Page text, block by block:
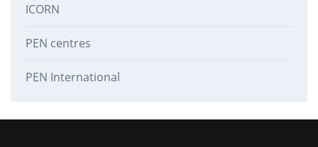
ICORN
PEN centres
PEN International